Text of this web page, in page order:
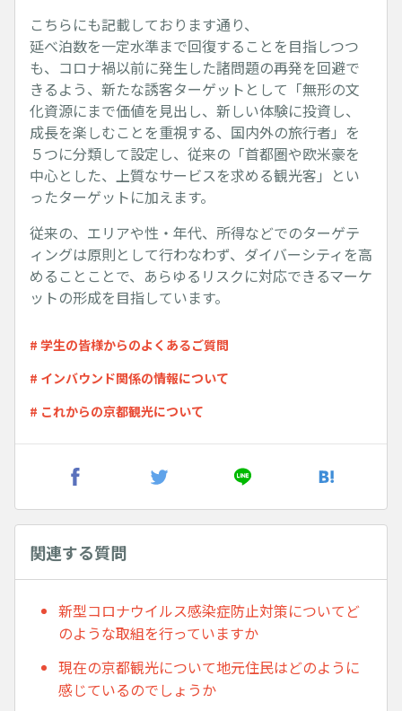
こちらにも記載しております通り、
延べ泊数を一定水準まで回復することを目指しつつ
も、コロナ禍以前に発生した諸問題の再発を回避で
きるよう、新たな誘客ターゲットとして「無形の文
化資源にまで価値を見出し、新しい体験に投資し、
成長を楽しむことを重視する、国内外の旅行者」を
５つに分類して設定し、従来の「首都圏や欧米豪を
中心とした、上質なサービスを求める観光客」とい
ったターゲットに加えます。
従来の、エリアや性・年代、所得などでのターゲテ
ィングは原則として行わなわず、ダイバーシティを高
めることことで、あらゆるリスクに対応できるマーケ
ットの形成を目指しています。
# 学生の皆様からのよくあるご質問
# インバウンド関係の情報について
# これからの京都観光について
関連する質問
新型コロナウイルス感染症防止対策についてど
のような取組を行っていますか
現在の京都観光について地元住民はどのように
感じているのでしょうか